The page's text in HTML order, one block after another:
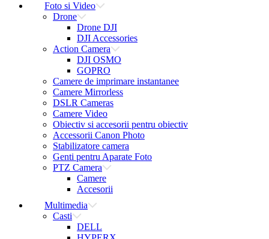
Foto si Video
Drone
Drone DJI
DJI Accessories
Action Camera
DJI OSMO
GOPRO
Camere de imprimare instantanee
Camere Mirrorless
DSLR Cameras
Camere Video
Obiectiv si accesorii pentru obiectiv
Accessorii Canon Photo
Stabilizatore camera
Genti pentru Aparate Foto
PTZ Camera
Camere
Accesorii
Multimedia
Casti
DELL